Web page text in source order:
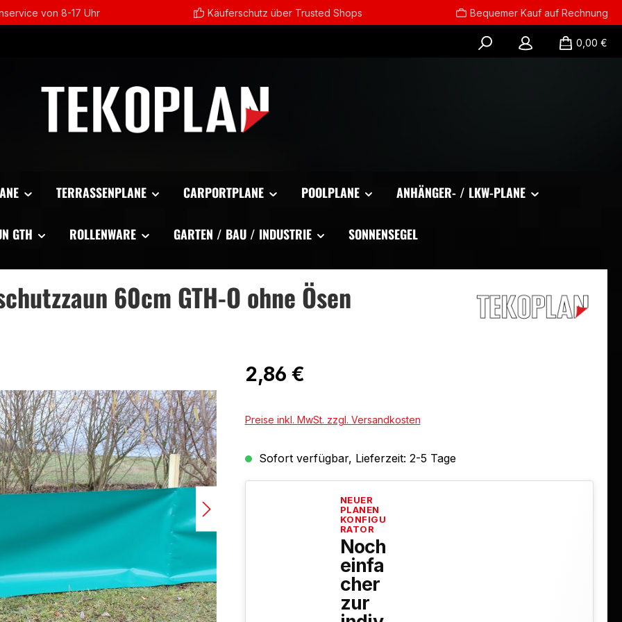
von 8-17 Uhr Käuferschutz über Trusted Shops Bequemer Kauf auf Rechnung
0,00 €
TERRASSENPLANE CARPORTPLANE POOLPLANE ANHÄNGER- / LKW-PLANE
GTH ROLLENWARE GARTEN / BAU / INDUSTRIE SONNENSEGEL
60cm GTH-O ohne Ösen
Regulärer Preis:
2,86 €
Preise inkl. MwSt. zzgl. Versandkosten
Sofort verfügbar, Lieferzeit: 2-5 Tage
NEUER
PLANEN
KONFIGU
RATOR
Noch
einfa
cher
zur